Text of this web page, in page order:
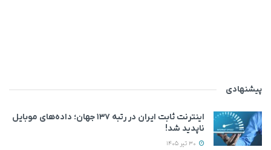
پیشنهادی
اینترنت ثابت ایران در رتبه ۱۳۷ جهان؛ داده‌های موبایل
ناپدید شد!